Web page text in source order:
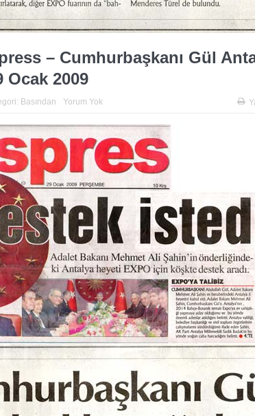
– Cumhurbaşkanı Gül
Ocak 2009
Basından Yorum Yok